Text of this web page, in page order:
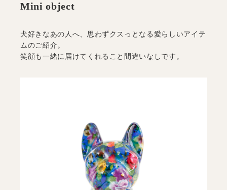
犬好きなあの人へ、思わずクスっとなる愛らしいアイテ
ムのご紹介。
笑顔も一緒に届けてくれること間違いなしです。